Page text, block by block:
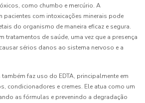
como chumbo e mercúrio. A
pacientes com intoxicações minerais pode
do organismo de maneira eficaz e segura.
tratamentos de saúde, uma vez que a presença
sérios danos ao sistema nervoso e a
faz uso do EDTA, principalmente em
condicionadores e cremes. Ele atua como um
as fórmulas e prevenindo a degradação